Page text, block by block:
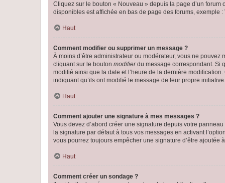
Cliquez sur le bouton « Nouveau » depuis la page d’un
disponibles est affichée en bas de page des forums, exemple
Haut
Comment modifier ou supprimer un message ?
À moins d’être administrateur ou modérateur, vous ne
cliquant sur le bouton modifierdu message correspondant. Si
modifié ainsi que la date et l’heure de la dernière
indiquant qu’ils ont modifié le message de leur propre
Haut
Comment ajouter une signature à mes messages ?
Vous devez d’abord créer une signature depuis votre
la signature par défaut à tous vos messages en activant
vous pourrez toujours empêcher une signature d’être ajoutée
Haut
Comment créer un sondage ?